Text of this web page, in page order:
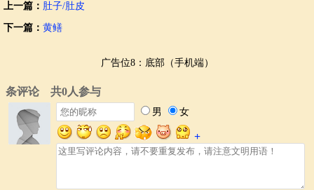
上一篇： 肚子/肚皮
下一篇： 黄鳝
广告位8：底部（手机端）